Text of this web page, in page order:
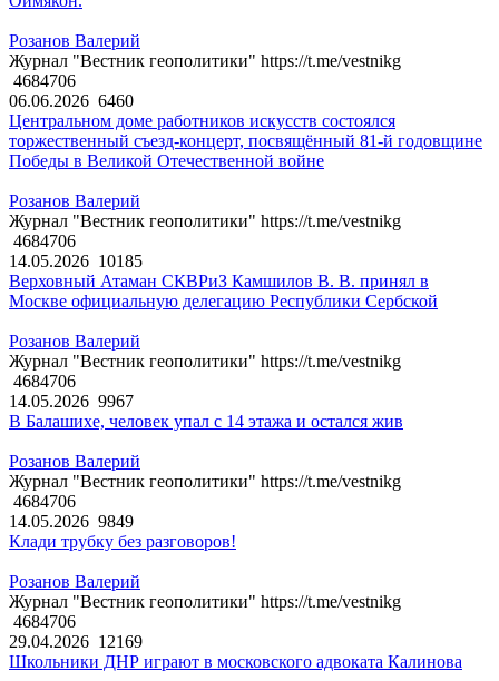
Розанов Валерий
Журнал "Вестник геополитики" https://t.me/vestnikg
4684706
06.06.2026 6460
Центральном доме работников искусств состоялся
торжественный съезд-концерт, посвящённый 81-й годовщине
Победы в Великой Отечественной войне
Розанов Валерий
Журнал "Вестник геополитики" https://t.me/vestnikg
4684706
14.05.2026 10185
Верховный Атаман СКВРиЗ Камшилов В. В. принял в
Москве официальную делегацию Республики Сербской
Розанов Валерий
Журнал "Вестник геополитики" https://t.me/vestnikg
4684706
14.05.2026 9967
В Балашихе, человек упал с 14 этажа и остался жив
Розанов Валерий
Журнал "Вестник геополитики" https://t.me/vestnikg
4684706
14.05.2026 9849
Клади трубку без разговоров!
Розанов Валерий
Журнал "Вестник геополитики" https://t.me/vestnikg
4684706
29.04.2026 12169
Школьники ДНР играют в московского адвоката Калинова